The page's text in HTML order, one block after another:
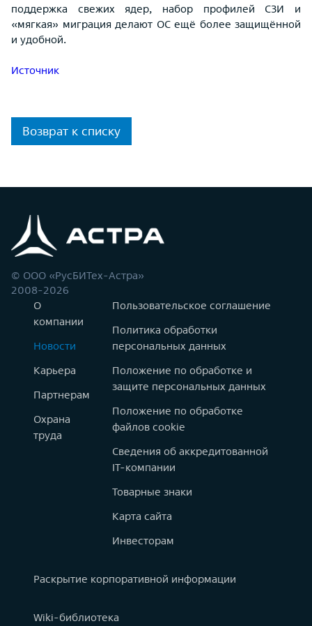
поддержка свежих ядер, набор профилей СЗИ и
«мягкая» миграция делают ОС ещё более защищённой
и удобной.
Источник
Возврат к списку
© ООО «РусБИТех-Астра»
2008-2026
О
компании
Новости
Карьера
Партнерам
Охрана
труда
Пользовательское соглашение
Политика обработки
персональных данных
Положение по обработке и
защите персональных данных
Положение по обработке
файлов cookie
Сведения об аккредитованной
IT-компании
Товарные знаки
Карта сайта
Инвесторам
Раскрытие корпоративной информации
Wiki-библиотека